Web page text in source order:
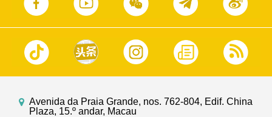
Avenida da Praia Grande, nos. 762-804, Edif. China
Plaza, 15.º andar, Macau